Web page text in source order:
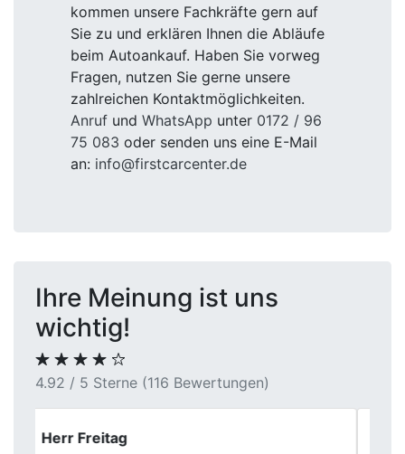
kommen unsere Fachkräfte gern auf
Sie zu und erklären Ihnen die Abläufe
beim Autoankauf. Haben Sie vorweg
Fragen, nutzen Sie gerne unsere
zahlreichen Kontaktmöglichkeiten.
Anruf und WhatsApp unter 0172 / 96
75 083 oder senden uns eine E-Mail
an: info@firstcarcenter.de
Ihre Meinung ist uns
wichtig!
4.92 / 5 Sterne (116 Bewertungen)
Frank Huber